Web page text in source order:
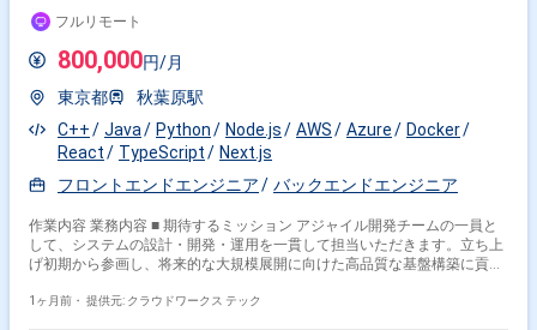
Desktop 等) ネットワーク: Hub-Spoke構成, 各種VNet設計 IaC / CI/CD:
Terraform, Azure DevOps その他: FISC安全対策基準への準拠設計 ■ 働き
方・稼働条件 開始時期: 2026年7月第1週（調整により7月1日〜） 稼働量:
週2日〜（月80時間・0.5人月想定。柔軟な時間調整、または0.5人月相応
の稼働） リモート稼働: フルリモート（常駐なし） フレックス稼働: 可能
（コアタイムなしのマンスリーフレックス制度あり） PC環境: 企業側より
PC貸与の可能性あり（調整中） 関わるサービス・プロダクト ■ 企業につ
いて ビジネス、テック、クリエイティブを融合させ、様々な新しいサービ
スや価値の創出を目指す企業です。国内外に豊富なエンジニアリソースを
擁し、多様性のある組織の中でクライアントの新規事業立ち上げやデジタ
ンジニアは潤沢に在籍していますが、インフラ領域をリードできる専門人
材の強化を行っています。 ■ プロダクトについて 新規プロジェクトとして
立ち上がる、銀行（エンドユーザー）向けの新規システム開発における
ズを担っていただきます。 ■ 募集背景 新規プロジェクトの開始に伴い、初
フルリモート
800,000円/月
東京都
秋葉原駅
C++
Java Python Node.js AWS Azure
Docker
React
TypeScript
Next.js
フロントエンドエンジニア
バックエンドエンジニア
作業内容 業務内容 ■ 期待するミッション アジャイル開発チームの一員と
して、システムの設計・開発・運用を一貫して担当いただきます。立ち上
げ初期から参画し、将来的な大規模展開に向けた高品質な基盤構築に貢献
ステムの設計・開発】 自動運転サービスに不可欠なバックエンド機能を主
1ヶ月前・ 提供元: クラウドワークス テック